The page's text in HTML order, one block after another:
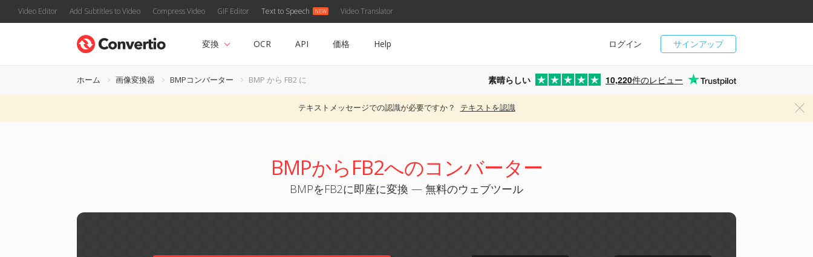
Video Editor Add Subtitles to Video Compress Video GIF Editor Text to Speech Video Translator
サインアップ
ログイン
変換 OCR API 価格 Help
ホーム 画像変換器 BMPコンバーター BMP から FB2 に 素晴らしい 10,220件のレビュー
テキストメッセージでの認識が必要ですか？ テキストを認識
BMPからFB2へのコンバーター
BMPをFB2に即座に変換 — 無料のウェブツール